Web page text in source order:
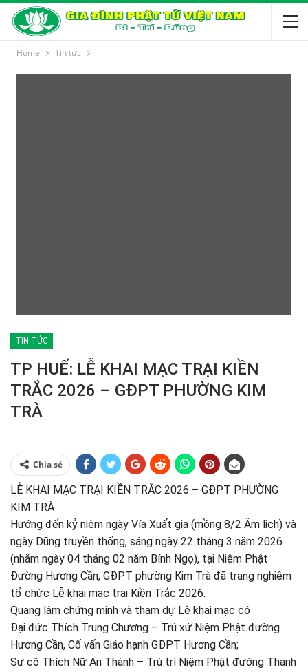
Home Tin tức
TIN TỨC
TP HUẾ: LỄ KHAI MẠC TRẠI KIỀN
TRẮC 2026 – GĐPT PHƯỜNG KIM
TRÀ
Chia sẻ
LỄ KHAI MẠC TRẠI KIỀN TRẮC 2026 – GĐPT PHƯỜNG
KIM TRÀ
Hướng đến kỷ niệm ngày Vía Xuất gia (mồng 8/2 Âm lịch) và
ngày Dũng truyền thống, sáng ngày 22 tháng 3 năm 2026
(nhằm ngày 04 tháng 02 năm Bính Ngọ), tại Niệm Phật
Đường Hương Cần, GĐPT phường Kim Trà đã trang nghiêm
tổ chức Lễ khai mạc trại Kiền Trắc 2026.
Quang lâm chứng minh và tham dự Lễ khai mạc có
Đại đức Thích Trung Chương – Trú xứ Niệm Phật đường
Hương Cần, Cố vấn Giáo hạnh GĐPT Hương Cần;
Sư cô Thích Nữ An Thành – Trú trì Niệm Phật đường Thanh